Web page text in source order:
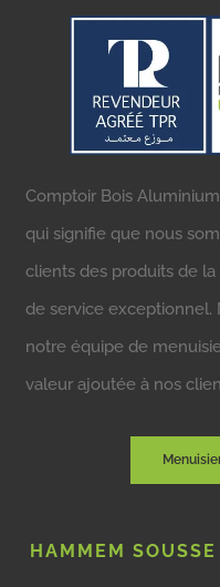
Comptoir Bois
qui signifie que nous
clients des produits de
de service exceptionnel.
notre équipe de
valeur ajoutée à nos
HAMMEM SOUSSE